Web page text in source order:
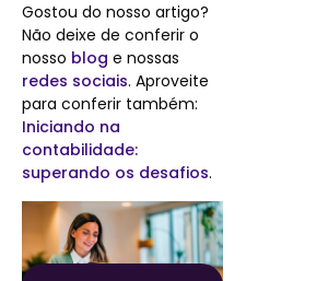
Gostou do nosso artigo?
Não deixe de conferir o
nosso blog e nossas
redes sociais. Aproveite
para conferir também:
Iniciando na
contabilidade:
superando os desafios.